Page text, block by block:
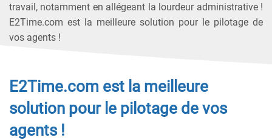
travail, notamment en allégeant la lourdeur administrative !
E2Time.com est la meilleure solution pour le pilotage de
vos agents !
E2Time.com est la meilleure
solution pour le pilotage de vos
agents !